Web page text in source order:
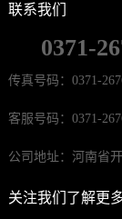
联系我们
0371-
传真号码：0371-
客服号码：0371-
公司地址：河南省
关注我们了解更